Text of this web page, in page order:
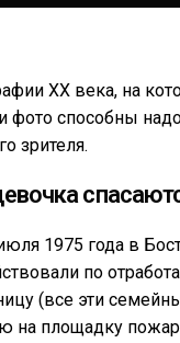
XX века, на
фото способны
зрителя.
1975 года в
по
(все эти
на площадку